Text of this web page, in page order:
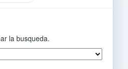
la busqueda.